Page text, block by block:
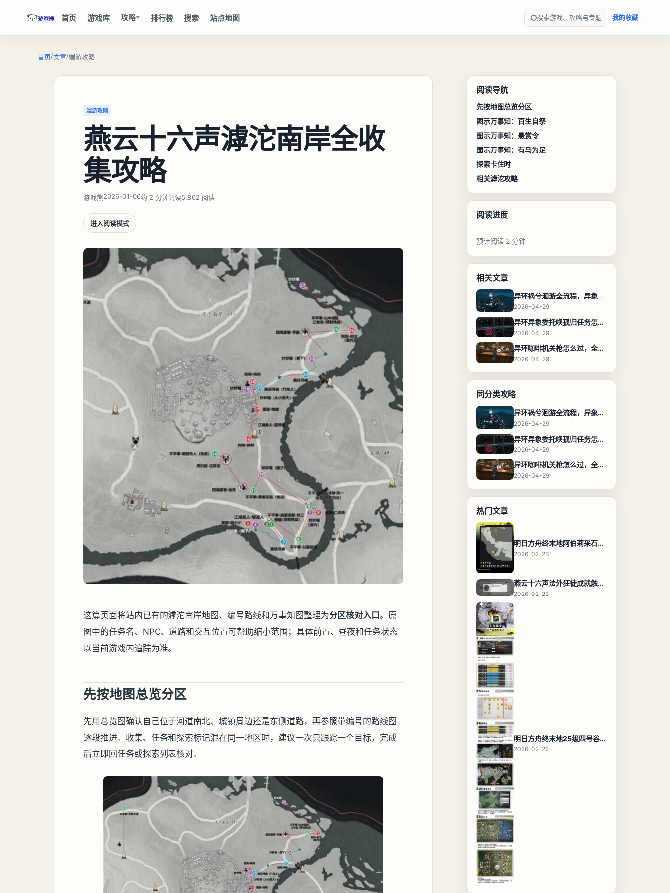
首页 游戏库 攻略 排行榜 搜索 站点地图 搜索游戏、攻略与专题 我的收藏
首页/文章/端游攻略
端游攻略
燕云十六声滹沱南岸全收
集攻略
游戏熊2026-01-06约 2 分钟阅读5,802 阅读
进入阅读模式
这篇页面将站内已有的滹沱南岸地图、编号路线和万事知图整理为分区核对入口。原
图中的任务名、NPC、道路和交互位置可帮助缩小范围；具体前置、昼夜和任务状态
以当前游戏内追踪为准。
先按地图总览分区
先用总览图确认自己位于河道南北、城镇周边还是东侧道路，再参照带编号的路线图
逐段推进。收集、任务和探索标记混在同一地区时，建议一次只跟踪一个目标，完成
后立即回任务或探索列表核对。
阅读导航
先按地图总览分区
图示万事知：百生自祭
图示万事知：悬赏令
图示万事知：有马为足
探索卡住时
相关滹沱攻略
阅读进度
预计阅读 2 分钟
相关文章
异环祸兮洄游全流程，异象委托任务通关攻略
2026-04-29
异环异象委托唤孤归任务怎么完成，流程步骤与位置攻略
2026-04-29
异环咖啡机关枪怎么过，全流程通关攻略
2026-04-29
同分类攻略
异环祸兮洄游全流程，异象委托任务通关攻略
2026-04-29
异环异象委托唤孤归任务怎么完成，流程步骤与位置攻略
2026-04-29
异环咖啡机关枪怎么过，全流程通关攻略
2026-04-29
热门文章
明日方舟终末地阿伯莉采石场宝箱全收集攻略，全点位分布图与路线
2026-02-23
燕云十六声法外狂徒成就触发条件与通关攻略
2026-02-23
明日方舟终末地25级四号谷地基地蓝图，高效布局规划
2026-02-22